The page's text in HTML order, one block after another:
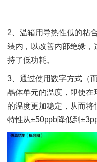
2、温箱用导热性低的粘
装内，以改善内部绝缘，
持了低功耗。
3、通过使用数字方式（
晶体单元的温度，即使在
的温度更加稳定，从而
特性从±50ppb降低到